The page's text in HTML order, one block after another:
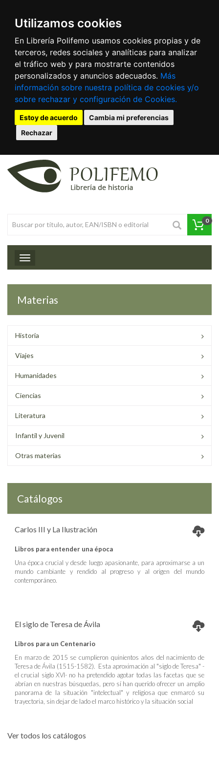
Utilizamos cookies
En Librería Polifemo usamos cookies propias y de
terceros, redes sociales y analíticas para analizar
el tráfico web y para mostrarte contenidos
personalizados y anuncios adecuados. Más
información sobre nuestra política de cookies y/o
sobre rechazar y configuración de Cookies.
Estoy de acuerdo
Cambia mi preferencias
Rechazar
0
Toggle navigation
Materias
Historia
Viajes
Humanidades
Ciencias
Literatura
Infantil y Juvenil
Otras materias
Catálogos
Carlos III y La Ilustración
Libros para entender una época
Una época crucial y desde luego apasionante, para aproximarse a un
mundo cambiante y rendido al progreso y al origen del mundo
contemporáneo.
El siglo de Teresa de Ávila
Libros para un Centenario
En marzo de 2015 se cumplieron quinientos años del nacimiento de
Teresa de Ávila (1515-1582). Esta aproximación al "siglo de Teresa" -
el crucial siglo XVI- no ha pretendido agotar todas las facetas que se
abrían en nuestras búsquedas, pero sí han querido ofrecer un amplio
panorama de la situación "intelectual" y religiosa que enmarcó su
trayectoria, sin dejar de lado el marco histórico y la situación social
Ver todos los catálogos